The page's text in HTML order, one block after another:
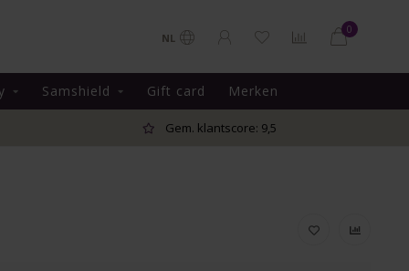
NL
0
Samshield Gift card Merken
Gem. klantscore: 9,5